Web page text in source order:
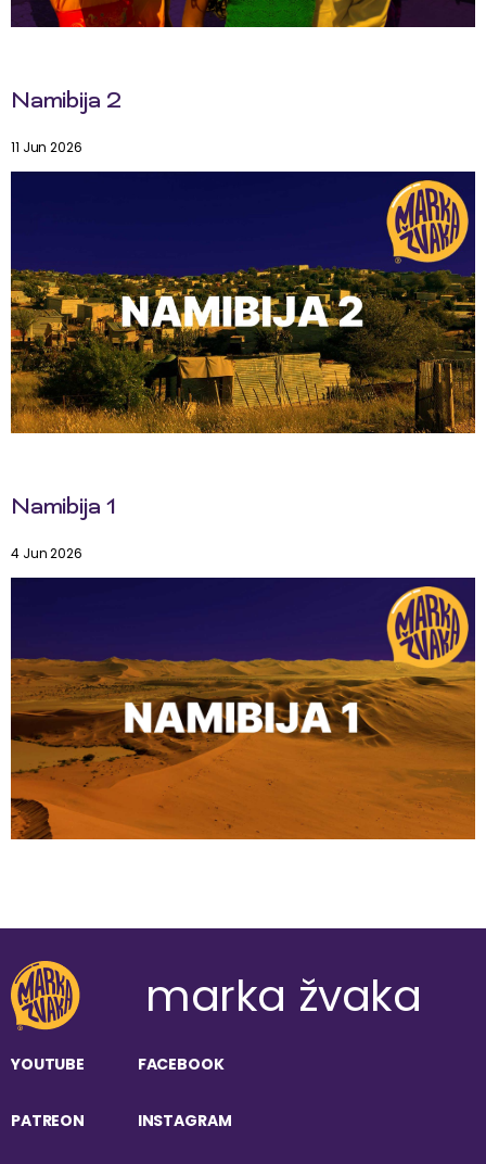
Namibija 2
11 Jun 2026
Namibija 1
4 Jun 2026
marka žvaka
YOUTUBE FACEBOOK
PATREON INSTAGRAM